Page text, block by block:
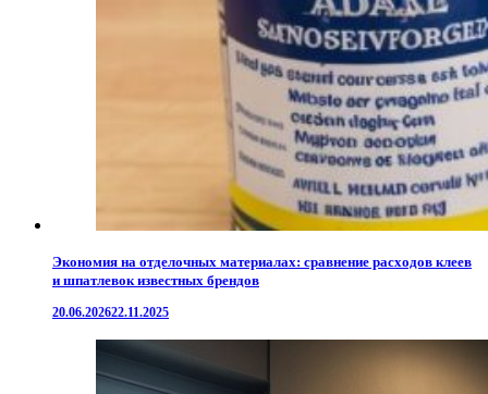
Экономия на отделочных материалах: сравнение расходов клеев
и шпатлевок известных брендов
20.06.202622.11.2025